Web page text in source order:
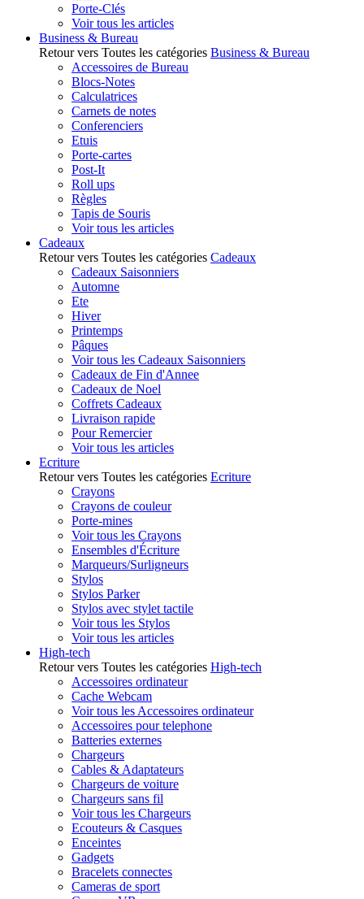
Porte-Clés
Voir tous les articles
Business & Bureau
Retour vers Toutes les catégories Business & Bureau
Accessoires de Bureau
Blocs-Notes
Calculatrices
Carnets de notes
Conferenciers
Etuis
Porte-cartes
Post-It
Roll ups
Règles
Tapis de Souris
Voir tous les articles
Cadeaux
Retour vers Toutes les catégories Cadeaux
Cadeaux Saisonniers
Automne
Ete
Hiver
Printemps
Pâques
Voir tous les Cadeaux Saisonniers
Cadeaux de Fin d'Annee
Cadeaux de Noel
Coffrets Cadeaux
Livraison rapide
Pour Remercier
Voir tous les articles
Ecriture
Retour vers Toutes les catégories Ecriture
Crayons
Crayons de couleur
Porte-mines
Voir tous les Crayons
Ensembles d'Écriture
Marqueurs/Surligneurs
Stylos
Stylos Parker
Stylos avec stylet tactile
Voir tous les Stylos
Voir tous les articles
High-tech
Retour vers Toutes les catégories High-tech
Accessoires ordinateur
Cache Webcam
Voir tous les Accessoires ordinateur
Accessoires pour telephone
Batteries externes
Chargeurs
Cables & Adaptateurs
Chargeurs de voiture
Chargeurs sans fil
Voir tous les Chargeurs
Ecouteurs & Casques
Enceintes
Gadgets
Bracelets connectes
Cameras de sport